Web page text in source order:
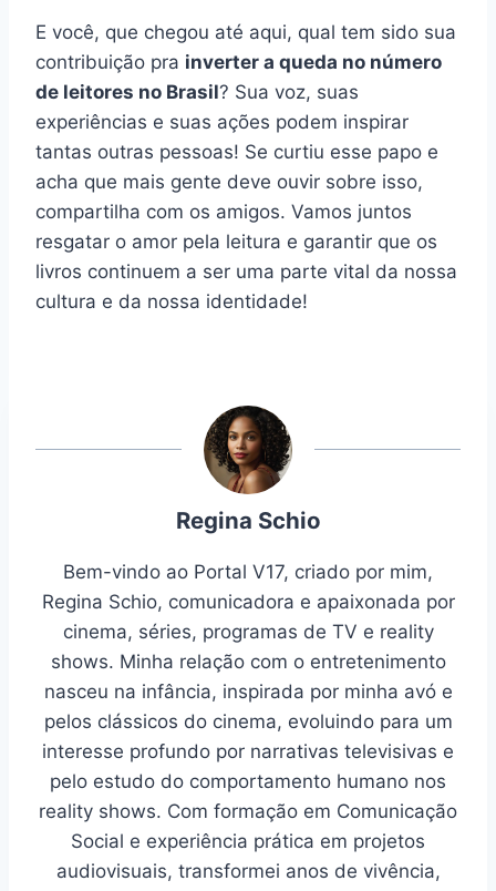
E você, que chegou até aqui, qual tem sido sua
contribuição pra inverter a queda no número
de leitores no Brasil? Sua voz, suas
experiências e suas ações podem inspirar
tantas outras pessoas! Se curtiu esse papo e
acha que mais gente deve ouvir sobre isso,
compartilha com os amigos. Vamos juntos
resgatar o amor pela leitura e garantir que os
livros continuem a ser uma parte vital da nossa
cultura e da nossa identidade!
Regina Schio
Bem-vindo ao Portal V17, criado por mim,
Regina Schio, comunicadora e apaixonada por
cinema, séries, programas de TV e reality
shows. Minha relação com o entretenimento
nasceu na infância, inspirada por minha avó e
pelos clássicos do cinema, evoluindo para um
interesse profundo por narrativas televisivas e
pelo estudo do comportamento humano nos
reality shows. Com formação em Comunicação
Social e experiência prática em projetos
audiovisuais, transformei anos de vivência,